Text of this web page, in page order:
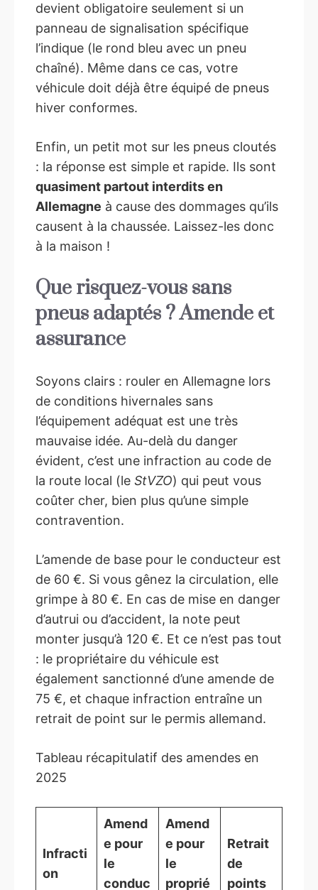
devient obligatoire seulement si un
panneau de signalisation spécifique
l’indique (le rond bleu avec un pneu
chaîné). Même dans ce cas, votre
véhicule doit déjà être équipé de pneus
hiver conformes.
Enfin, un petit mot sur les pneus cloutés
: la réponse est simple et rapide. Ils sont
quasiment partout interdits en
Allemagne à cause des dommages qu’ils
causent à la chaussée. Laissez-les donc
à la maison !
Que risquez-vous sans
pneus adaptés ? Amende et
assurance
Soyons clairs : rouler en Allemagne lors
de conditions hivernales sans
l’équipement adéquat est une très
mauvaise idée. Au-delà du danger
évident, c’est une infraction au code de
la route local (le StVZO) qui peut vous
coûter cher, bien plus qu’une simple
contravention.
L’amende de base pour le conducteur est
de 60 €. Si vous gênez la circulation, elle
grimpe à 80 €. En cas de mise en danger
d’autrui ou d’accident, la note peut
monter jusqu’à 120 €. Et ce n’est pas tout
: le propriétaire du véhicule est
également sanctionné d’une amende de
75 €, et chaque infraction entraîne un
retrait de point sur le permis allemand.
Tableau récapitulatif des amendes en
2025
Infracti
on
Amend
e pour
le
conduc
Amend
e pour
le
proprié
Retrait
de
points